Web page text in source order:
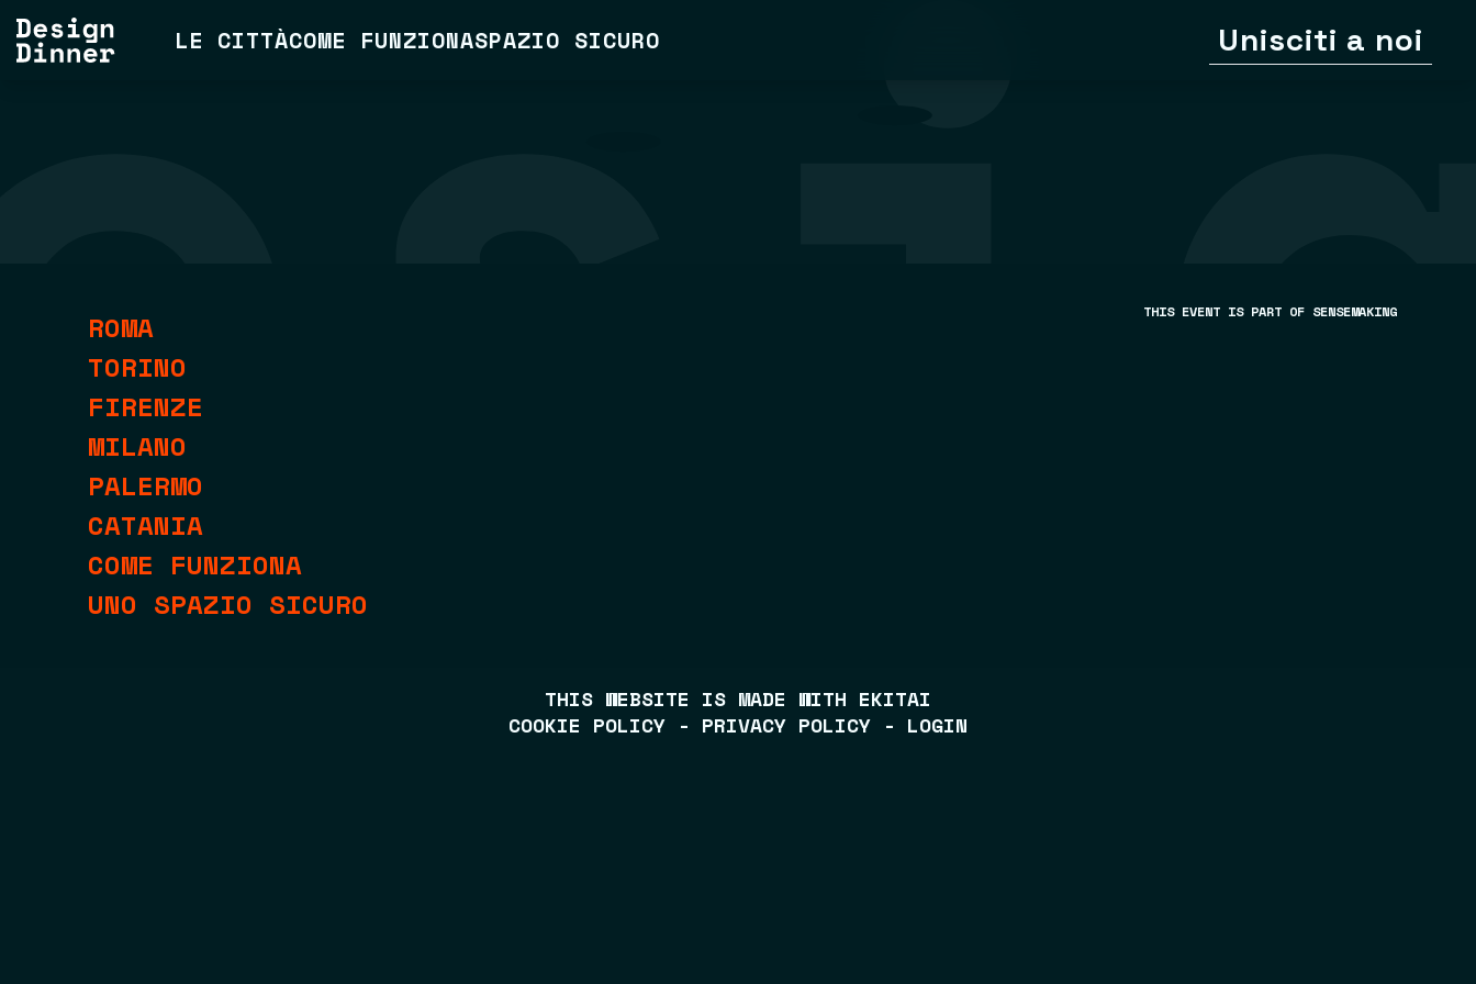
LE CITTÀCOME FUNZIONASPAZIO SICURO Unisciti a noi
ROMA
TORINO
FIRENZE
MILANO
PALERMO
CATANIA
COME FUNZIONA
UNO SPAZIO SICURO
THIS EVENT IS PART OF SENSEMAKING
THIS WEBSITE IS MADE WITH EKITAI
COOKIE POLICY - PRIVACY POLICY - LOGIN